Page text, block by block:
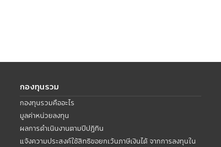
กองทุนรวม
กองทุนรวมคืออะไร
มูลค่าหน่วยลงทุน
ผลการดำเนินงานตามปีปฏิทิน
แจ้งความประสงค์ใช้สิทธิขอยกเว้นภาษีเงินได้ จากการลงทุนใน